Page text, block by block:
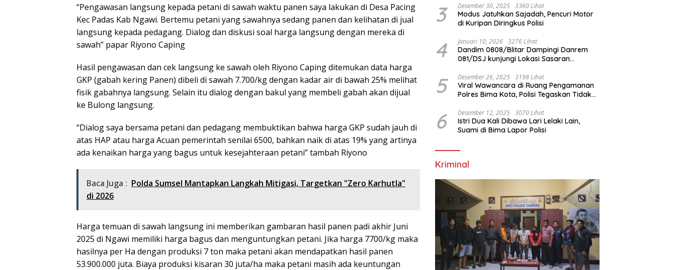
“Pengawasan langsung kepada petani di sawah waktu panen saya lakukan di Desa Pacing
Kec Padas Kab Ngawi. Bertemu petani yang sawahnya sedang panen dan kelihatan di jual
langsung kepada pedagang. Dialog dan diskusi soal harga langsung dengan mereka di
sawah” papar Riyono Caping
Hasil pengawasan dan cek langsung ke sawah oleh Riyono Caping ditemukan data harga
GKP (gabah kering Panen) dibeli di sawah 7.700/kg dengan kadar air di bawah 25% melihat
fisik gabahnya langsung. Selain itu dialog dengan bakul yang membeli gabah akan dijual
ke Bulong langsung.
“Dialog saya bersama petani dan pedagang membuktikan bahwa harga GKP sudah jauh di
atas HAP atau harga Acuan pemerintah senilai 6500, bahkan naik di atas 19% yang artinya
ada kenaikan harga yang bagus untuk kesejahteraan petani” tambah Riyono
Baca Juga : Polda Sumsel Mantapkan Langkah Mitigasi, Targetkan "Zero Karhutla"
di 2026
Harga temuan di sawah langsung ini memberikan gambaran hasil panen padi akhir Juni
2025 di Ngawi memiliki harga bagus dan menguntungkan petani. Jika harga 7700/kg maka
hasilnya per Ha dengan produksi 7 ton maka petani akan mendapatkan hasil panen
53.900.000 juta. Biaya produksi kisaran 30 juta/ha maka petani masih ada keuntungan
Januari 2026
3 Desember 30, 2025 3360 Lihat
Modus Jatuhkan Sajadah, Pencuri Motor
di Kuripan Diringkus Polisi
4 Januari 10, 2026 3276 Lihat
Dandim 0808/Blitar Dampingi Danrem
081/DSJ kunjungi Lokasi Sasaran
Blitar
5 Desember 26, 2025 3198 Lihat
Viral Wawancara di Ruang Pengamanan
Polres Bima Kota, Polisi Tegaskan Tidak
6 Desember 12, 2025 3070 Lihat
Istri Dua Kali Dibawa Lari Lelaki Lain,
Suami di Bima Lapor Polisi
Kriminal